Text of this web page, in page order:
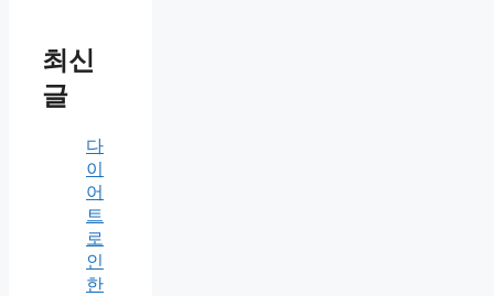
최신
글
다
이
어
트
로
인
한